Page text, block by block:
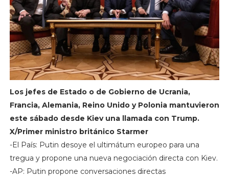
Los jefes de Estado o de Gobierno de Ucrania,
Francia, Alemania, Reino Unido y Polonia mantuvieron
este sábado desde Kiev una llamada con Trump.
X/Primer ministro británico Starmer
-El País: Putin desoye el ultimátum europeo para una
tregua y propone una nueva negociación directa con Kiev.
-AP: Putin propone conversaciones directas